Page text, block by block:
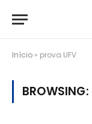
Início » prova UFV
BROWSING: